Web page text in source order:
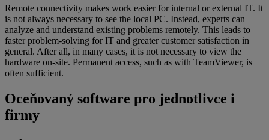
Remote connectivity makes work easier for internal or external IT. It
is not always necessary to see the local PC. Instead, experts can
analyze and understand existing problems remotely. This leads to
faster problem-solving for IT and greater customer satisfaction in
general. After all, in many cases, it is not necessary to view the
hardware on-site. Permanent access, such as with TeamViewer, is
often sufficient.
Oceňovaný software pro jednotlivce i
firmy